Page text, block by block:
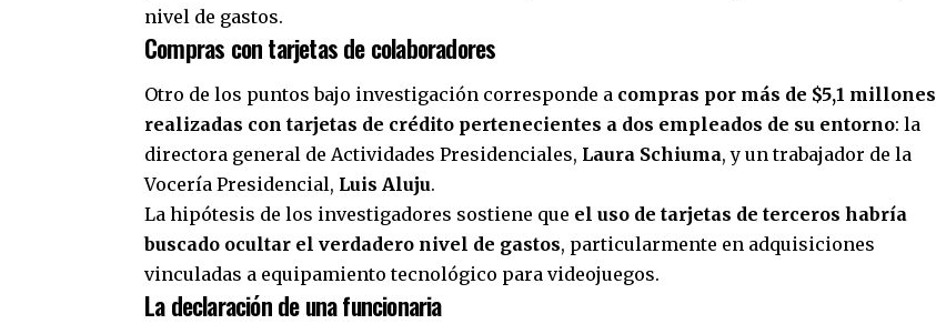
nivel de gastos.
Compras con tarjetas de colaboradores
Otro de los puntos bajo investigación corresponde a compras por más de $5,1 millones
realizadas con tarjetas de crédito pertenecientes a dos empleados de su entorno: la
directora general de Actividades Presidenciales, Laura Schiuma, y un trabajador de la
Vocería Presidencial, Luis Aluju.
La hipótesis de los investigadores sostiene que el uso de tarjetas de terceros habría
buscado ocultar el verdadero nivel de gastos, particularmente en adquisiciones
vinculadas a equipamiento tecnológico para videojuegos.
La declaración de una funcionaria